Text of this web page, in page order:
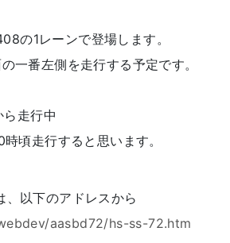
の1レーンで登場します。
一番左側を走行する予定です。
走行中
頃走行すると思います。
、以下のアドレスから
aasbd72/hs-ss-72.htm